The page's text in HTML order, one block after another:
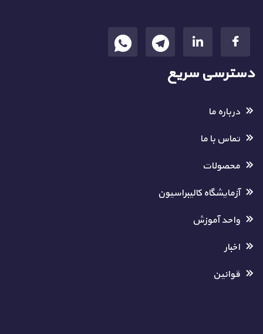
دسترسی سریع
درباره ما
تماس با ما
محصولات
آزمایشگاه کالیبراسیون
واحد آموزش
اخبار
قوانین